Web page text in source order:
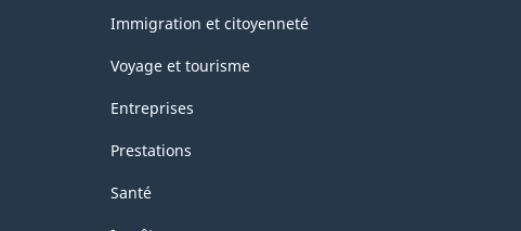
de
sujets
Immigration et citoyenneté
Voyage et tourisme
Entreprises
Prestations
Santé